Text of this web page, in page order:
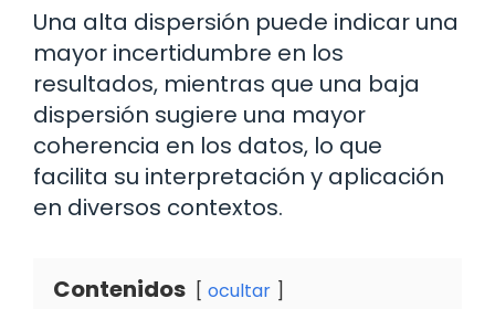
Una alta dispersión puede indicar una
mayor incertidumbre en los
resultados, mientras que una baja
dispersión sugiere una mayor
coherencia en los datos, lo que
facilita su interpretación y aplicación
en diversos contextos.
Contenidos ocultar